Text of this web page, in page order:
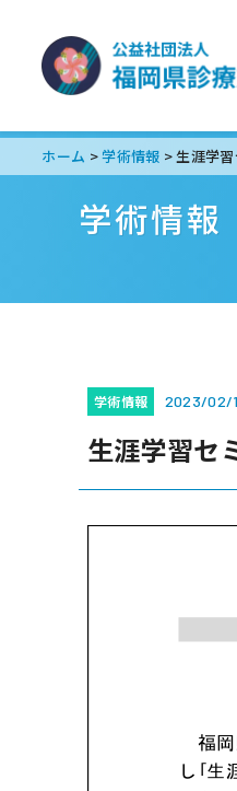
ホーム >学術情報 >
学術情報
学術情報 2023/02/
生涯学習セ